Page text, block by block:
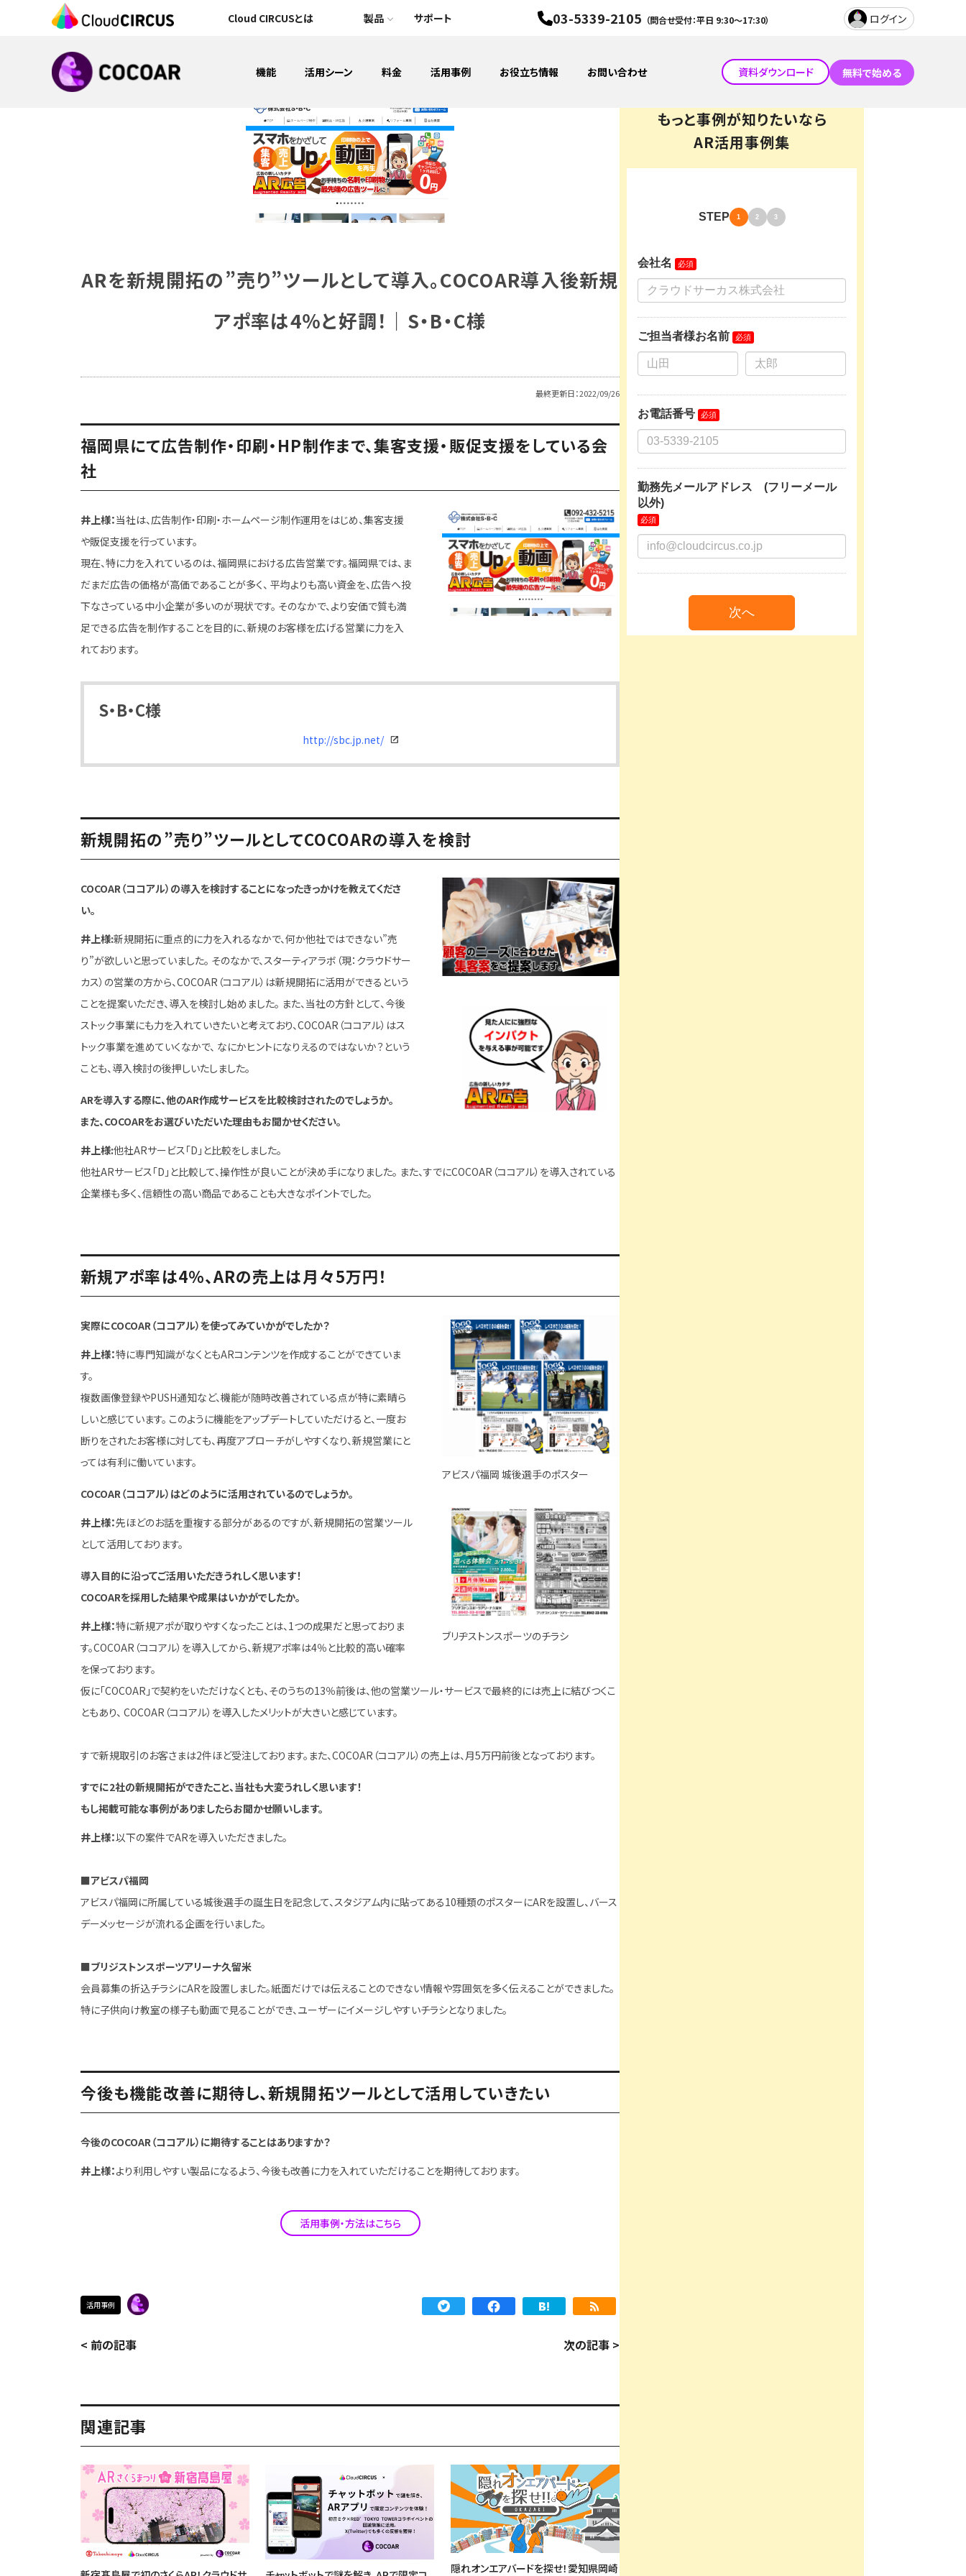
Cloud CIRCUSとは 製品
ウェブAR
サポート 03-5339-2105 （問合せ受付：平日 9:30～17:30） ログイン
機能
(new!) 空間認識「VPS」 ARスタンプラリー 期間・GPSカスタマイズ ARアプリ「COCOAR」
活用シーン 料金 活用事例 お役立ち情報 お問い合わせ 資料ダウンロード 無料で始める
ARを新規開拓の”売り”ツールとして導入。COCOAR導入後新規
アポ率は4％と好調！｜S・B・C様
最終更新日：2022/09/26
福岡県にて広告制作・印刷・HP制作まで、集客支援・販促支援をしている会
社
井上様：当社は、広告制作・印刷・ホームページ制作運用をはじめ、集客支援
や販促支援を行っています。
現在、特に力を入れているのは、福岡県における広告営業です。福岡県では、ま
だまだ広告の価格が高価であることが多く、 平均よりも高い資金を、広告へ投
下なさっている中小企業が多いのが現状です。 そのなかで、より安価で質も満
足できる広告を制作することを目的に、新規のお客様を広げる営業に力を入
れております。
S・B・C様
http://sbc.jp.net/
新規開拓の”売り”ツールとしてCOCOARの導入を検討
COCOAR（ココアル）の導入を検討することになったきっかけを教えてくださ
い。
井上様:新規開拓に重点的に力を入れるなかで、何か他社ではできない”売
り”が欲しいと思っていました。 そのなかで、スターティアラボ（現：クラウドサー
カス）の営業の方から、COCOAR（ココアル）は新規開拓に活用ができるという
ことを提案いただき、導入を検討し始めました。 また、当社の方針として、今後
ストック事業にも力を入れていきたいと考えており、COCOAR（ココアル）はス
トック事業を進めていくなかで、 なにかヒントになりえるのではないか？という
ことも、導入検討の後押しいたしました。
ARを導入する際に、他のAR作成サービスを比較検討されたのでしょうか。
また、COCOARをお選びいただいた理由もお聞かせください。
井上様:他社ARサービス「D」と比較をしました。
他社ARサービス「D」と比較して、操作性が良いことが決め手になりました。 また、すでにCOCOAR（ココアル）を導入されている
企業様も多く、信頼性の高い商品であることも大きなポイントでした。
新規アポ率は4％、ARの売上は月々5万円！
アビスパ福岡 城後選手のポスター
ブリヂストンスポーツのチラシ
実際にCOCOAR（ココアル）を使ってみていかがでしたか？
井上様：特に専門知識がなくともARコンテンツを作成することができていま
す。
複数画像登録やPUSH通知など、機能が随時改善されている点が特に素晴ら
しいと感じています。 このように機能をアップデートしていただけると、一度お
断りをされたお客様に対しても、再度アプローチがしやすくなり、新規営業にと
っては有利に働いています。
COCOAR（ココアル）はどのように活用されているのでしょうか。
井上様：先ほどのお話を重複する部分があるのですが、新規開拓の営業ツール
として活用しております。
導入目的に沿ってご活用いただきうれしく思います！
COCOARを採用した結果や成果はいかがでしたか。
井上様：特に新規アポが取りやすくなったことは、1つの成果だと思っておりま
す。COCOAR（ココアル）を導入してから、新規アポ率は4％と比較的高い確率
を保っております。
仮に「COCOAR」で契約をいただけなくとも、そのうちの13％前後は、他の営業ツール・サービスで最終的には売上に結びつくこ
ともあり、 COCOAR（ココアル）を導入したメリットが大きいと感じています。
すで新規取引のお客さまは2件ほど受注しております。また、COCOAR（ココアル）の売上は、月5万円前後となっております。
すでに2社の新規開拓ができたこと、当社も大変うれしく思います！
もし掲載可能な事例がありましたらお聞かせ願いします。
井上様：以下の案件でARを導入いただきました。
■アビスパ福岡
アビスパ福岡に所属している城後選手の誕生日を記念して、スタジアム内に貼ってある10種類のポスターにARを設置し、バース
デーメッセージが流れる企画を行いました。
■ブリジストンスポーツアリーナ久留米
会員募集の折込チラシにARを設置しました。紙面だけでは伝えることのできない情報や雰囲気を多く伝えることができました。
特に子供向け教室の様子も動画で見ることができ、ユーザーにイメージしやすいチラシとなりました。
今後も機能改善に期待し、新規開拓ツールとして活用していきたい
今後のCOCOAR（ココアル）に期待することはありますか？
井上様：より利用しやすい製品になるよう、今後も改善に力を入れていただけることを期待しております。
活用事例・方法はこちら
活用事例
< 前の記事 次の記事 >
関連記事
隠れオンエアバードを探せ！愛知県岡崎
もっと事例が知りたいなら
AR活用事例集